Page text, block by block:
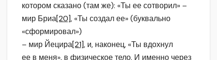
котором сказано (там же): «Ты ее сотворил» –
мир Бриа[20], «Ты создал ее» (буквально
«сформировал»)
– мир Йецира[21], и, наконец, «Ты вдохнул
ее в меня», в физическое тело. И именно через